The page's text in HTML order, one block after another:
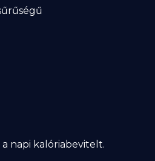
napi kalóriabevitelt.